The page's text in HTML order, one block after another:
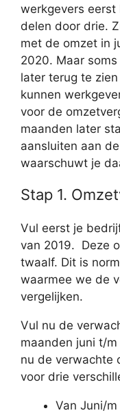
werkgevers
delen door drie.
met de omzet in
2020. Maar
later terug te
kunnen
voor de
maanden later
aansluiten aan
waarschuwt je
Stap 1.
Vul eerst je
van 2019. Deze
twaalf. Dit is
waarmee we de
vergelijken.
Vul nu de
maanden juni t/
nu de verwachte
voor drie
Van Juni/